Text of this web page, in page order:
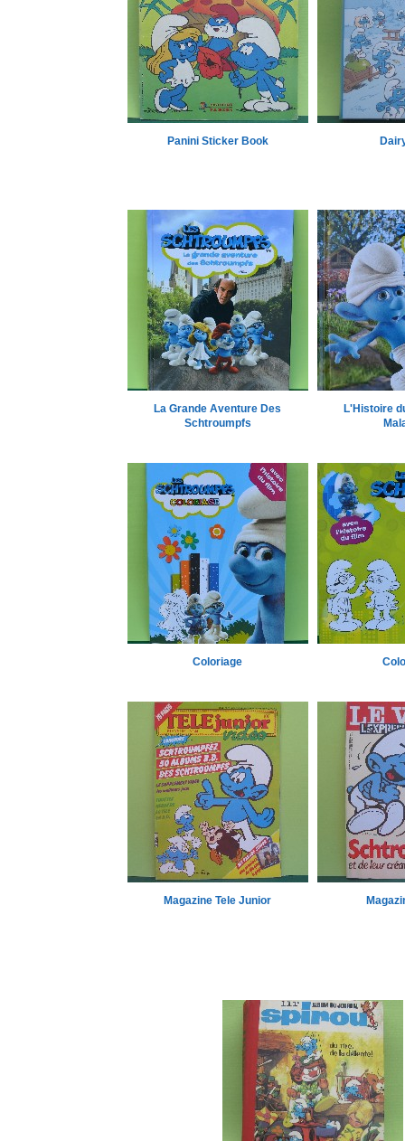
Panini Sticker Book
La Grande Aventure Des
Schtroumpfs
L'Histoire
Coloriage
Magazine Tele Junior